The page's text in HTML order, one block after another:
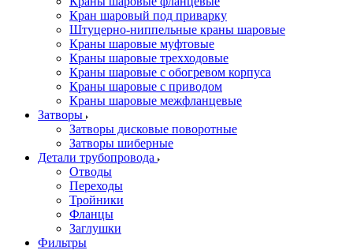
Кран шаровый под приварку
Штуцерно-ниппельные краны шаровые
Краны шаровые муфтовые
Краны шаровые трехходовые
Краны шаровые с обогревом корпуса
Краны шаровые с приводом
Краны шаровые межфланцевые
Затворы
Затворы дисковые поворотные
Затворы шиберные
Детали трубопровода
Отводы
Переходы
Тройники
Фланцы
Заглушки
Фильтры